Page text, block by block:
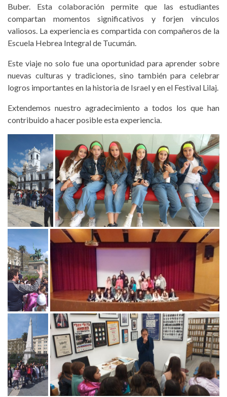
Buber. Esta colaboración permite que las estudiantes
compartan momentos significativos y forjen vínculos
valiosos. La experiencia es compartida con compañeros de la
Escuela Hebrea Integral de Tucumán.
Este viaje no solo fue una oportunidad para aprender sobre
nuevas culturas y tradiciones, sino también para celebrar
logros importantes en la historia de Israel y en el Festival Lilaj.
Extendemos nuestro agradecimiento a todos los que han
contribuido a hacer posible esta experiencia.